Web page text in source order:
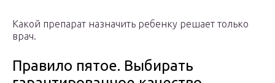
Какой препарат назначить ребенку решает только
врач.
Правило пятое. Выбирать